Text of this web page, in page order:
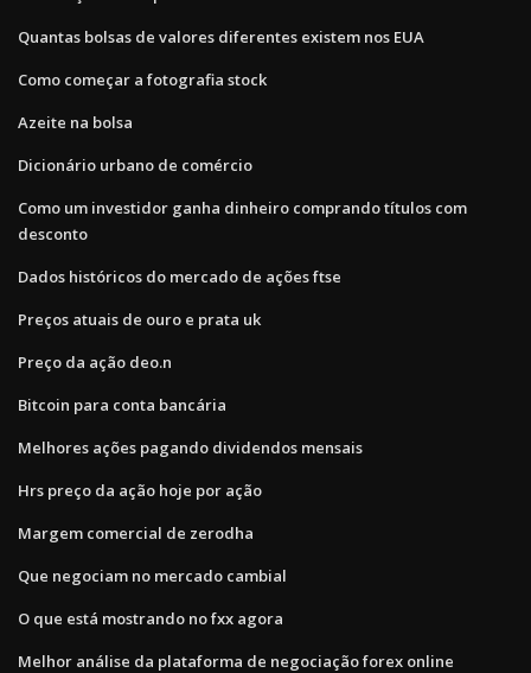
Quantas bolsas de valores diferentes existem nos EUA
Como começar a fotografia stock
Azeite na bolsa
Dicionário urbano de comércio
Como um investidor ganha dinheiro comprando títulos com
desconto
Dados históricos do mercado de ações ftse
Preços atuais de ouro e prata uk
Preço da ação deo.n
Bitcoin para conta bancária
Melhores ações pagando dividendos mensais
Hrs preço da ação hoje por ação
Margem comercial de zerodha
Que negociam no mercado cambial
O que está mostrando no fxx agora
Melhor análise da plataforma de negociação forex online